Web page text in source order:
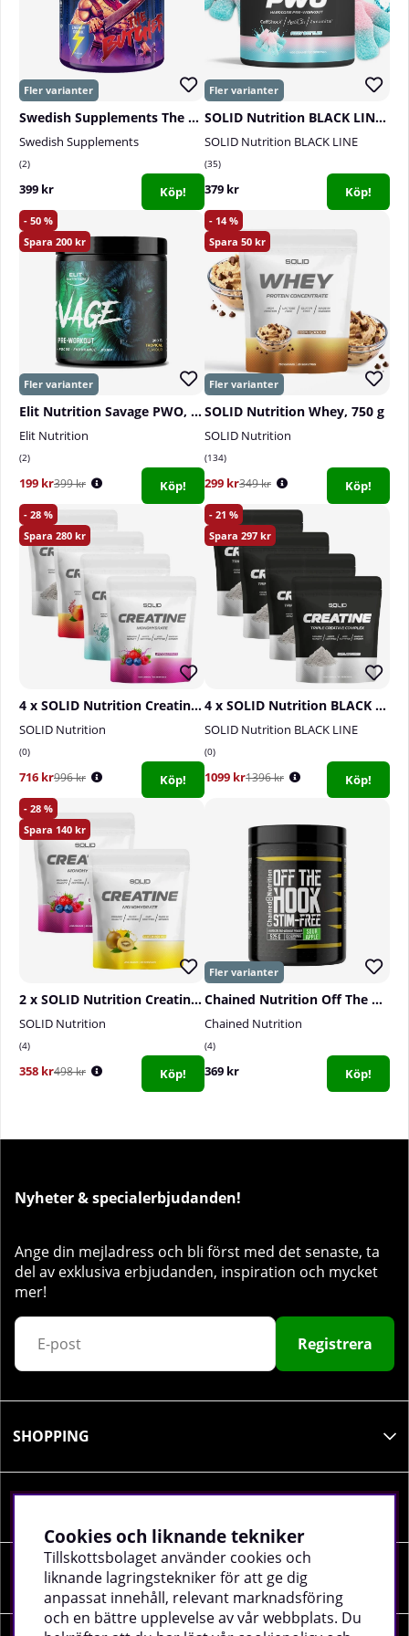
för barn, gravida eller ammande kvinnor.
Swedish Supplements The Butcher, 425 g
Swedish Supplements
2
399 kr Köp!
SOLID Nutrition BLACK LINE PWO, 400 g
SOLID Nutrition BLACK LINE
35
379 kr Köp!
50
200
Elit Nutrition Savage PWO, 300 g
Elit Nutrition
2
199 kr399 kr Köp!
14
50
SOLID Nutrition Whey, 750 g
SOLID Nutrition
134
299 kr349 kr Köp!
28
280
4 x SOLID Nutrition Creatine Monohydrate, 400 g
SOLID Nutrition
0
716 kr996 kr Köp!
21
297
4 x SOLID Nutrition BLACK LINE Creatine, 400 g
SOLID Nutrition BLACK LINE
0
1099 kr1396 kr Köp!
28
140
2 x SOLID Nutrition Creatine Monohydrate, 400 g
SOLID Nutrition
4
358 kr498 kr Köp!
Chained Nutrition Off The Hook Stim Free, 525 g
Chained Nutrition
4
369 kr Köp!
Nyheter & specialerbjudanden!
Ange din mejladress och bli först med det senaste, ta
del av exklusiva erbjudanden, inspiration och mycket
mer!
Registrera
SHOPPING
SOCIALA MEDIER
Cookies och liknande tekniker
Tillskottsbolaget använder cookies och
liknande lagringstekniker för att ge dig
anpassat innehåll, relevant marknadsföring
och en bättre upplevelse av vår webbplats. Du